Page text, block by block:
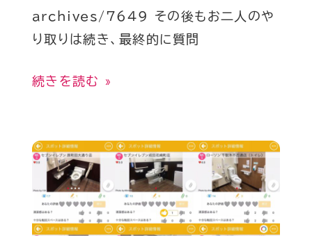
archives/7649 その後もお二人のや
り取りは続き、最終的に質問
ょ
続きを読む »
Today’s
Pick
#100
車